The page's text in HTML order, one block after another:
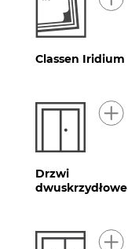
Classen Iridium
Drzwi
dwuskrzydłowe